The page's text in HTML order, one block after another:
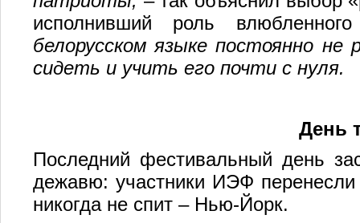
исполнивший роль
белорусском языке постоянно не
сидеть и учить его почти с нуля.
День
Последний фестивальный день
дежавю: участники ИЭФ перенесли
никогда не спит – Нью-Йорк.